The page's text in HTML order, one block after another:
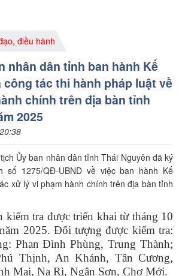
điều hành
nhân dân tỉnh ban hành Kế
công tác thi hành pháp luật về
chính trên địa bàn tỉnh
2025
Ủy ban nhân dân tỉnh Thái Nguyên đã ký
số 1275/QĐ-UBND về việc ban hành Kế
xử lý vi phạm hành chính trên địa bàn tỉnh
kiểm tra được triển khai từ tháng 10
2025. Đối tượng được kiểm tra:
Phan Đình Phùng, Trung Thành;
Thịnh, An Khánh, Tân Cương,
Mai, Na Rì, Ngân Sơn, Chợ Mới.